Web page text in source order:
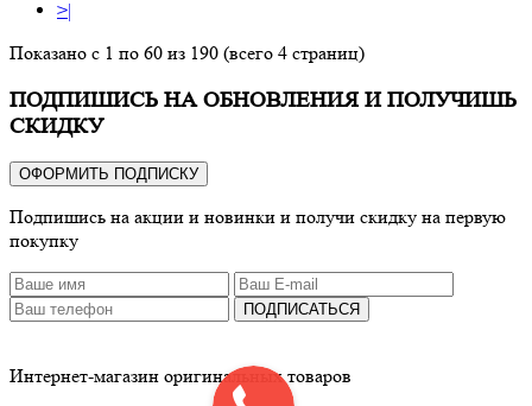
>|
Показано с 1 по 60 из 190 (всего 4 страниц)
ПОДПИШИСЬ НА ОБНОВЛЕНИЯ И ПОЛУЧИШЬ
СКИДКУ
ОФОРМИТЬ ПОДПИСКУ
Подпишись на акции и новинки и получи скидку на первую
покупку
ПОДПИСАТЬСЯ
Интернет-магазин оригинальных товаров